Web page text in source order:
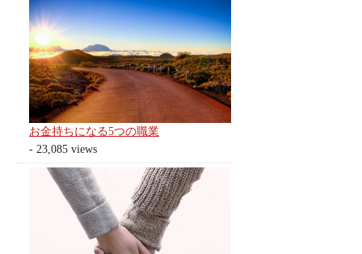
お金持ちになる5つの職業
- 23,085 views